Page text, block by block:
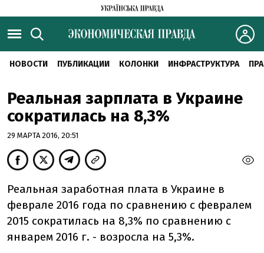
НОВОСТИ ПУБЛИКАЦИИ КОЛОНКИ ИНФРАСТРУКТУРА
Реальная зарплата в Украине
сократилась на 8,3%
29 МАРТА 2016, 20:51
Реальная заработная плата в Украине в
феврале 2016 года по сравнению с февралем
2015 сократилась на 8,3% по сравнению с
январем 2016 г. - возросла на 5,3%.